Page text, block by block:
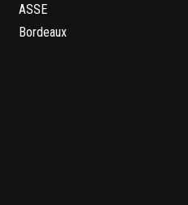
ASSE
Bordeaux